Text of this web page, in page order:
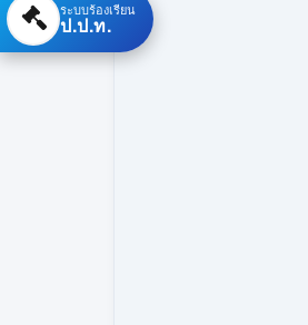
ระบบร้องเรียน
ป.ป.ท.